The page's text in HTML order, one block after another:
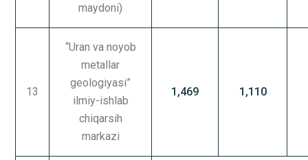
maydoni)
13
“Uran va noyob
metallar
geologiyasi”
ilmiy-ishlab
chiqarsih
markazi
1,469 1,110